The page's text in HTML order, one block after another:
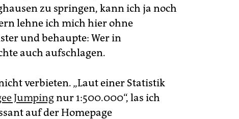
zu springen, kann ich ja noch
lehne ich mich hier ohne
und behaupte: Wer in
auch aufschlagen.
verbieten. „Laut einer Statistik
Jumpingnur 1:500.000“, las ich
auf der Homepage